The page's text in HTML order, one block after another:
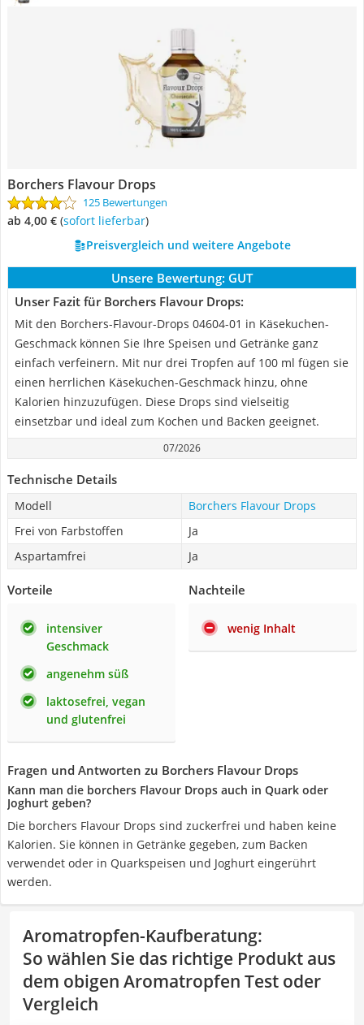
Borchers Flavour Drops
125 Bewertungen
ab 4,00 € ( Sofort lieferbar)
Preisvergleich und weitere Angebote
Unsere Bewertung: GUT
Unser Fazit für Borchers Flavour Drops:
Mit den Borchers-Flavour-Drops 04604-01 in Käsekuchen-
Geschmack können Sie Ihre Speisen und Getränke ganz
einfach verfeinern. Mit nur drei Tropfen auf 100 ml fügen sie
einen herrlichen Käsekuchen-Geschmack hinzu, ohne
Kalorien hinzuzufügen. Diese Drops sind vielseitig
einsetzbar und ideal zum Kochen und Backen geeignet.
07/2026
Technische Details
Modell
Borchers Flavour Drops
Frei von Farbstoffen
Ja
Aspartamfrei
Ja
Vorteile
intensiver
Geschmack
angenehm süß
laktosefrei, vegan
und glutenfrei
Nachteile
wenig Inhalt
Fragen und Antworten zu Borchers Flavour Drops
Kann man die borchers Flavour Drops auch in Quark oder
Joghurt geben?
Die borchers Flavour Drops sind zuckerfrei und haben keine
Kalorien. Sie können in Getränke gegeben, zum Backen
verwendet oder in Quarkspeisen und Joghurt eingerührt
werden.
Aromatropfen-Kaufberatung:
So wählen Sie das richtige Produkt aus
dem obigen Aromatropfen Test oder
Vergleich